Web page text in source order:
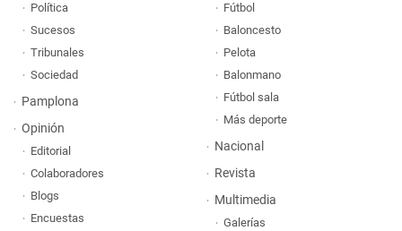
Política
Sucesos
Tribunales
Sociedad
Pamplona
Opinión
Editorial
Colaboradores
Blogs
Encuestas
Fútbol
Baloncesto
Pelota
Balonmano
Fútbol sala
Más deporte
Nacional
Revista
Multimedia
Galerías